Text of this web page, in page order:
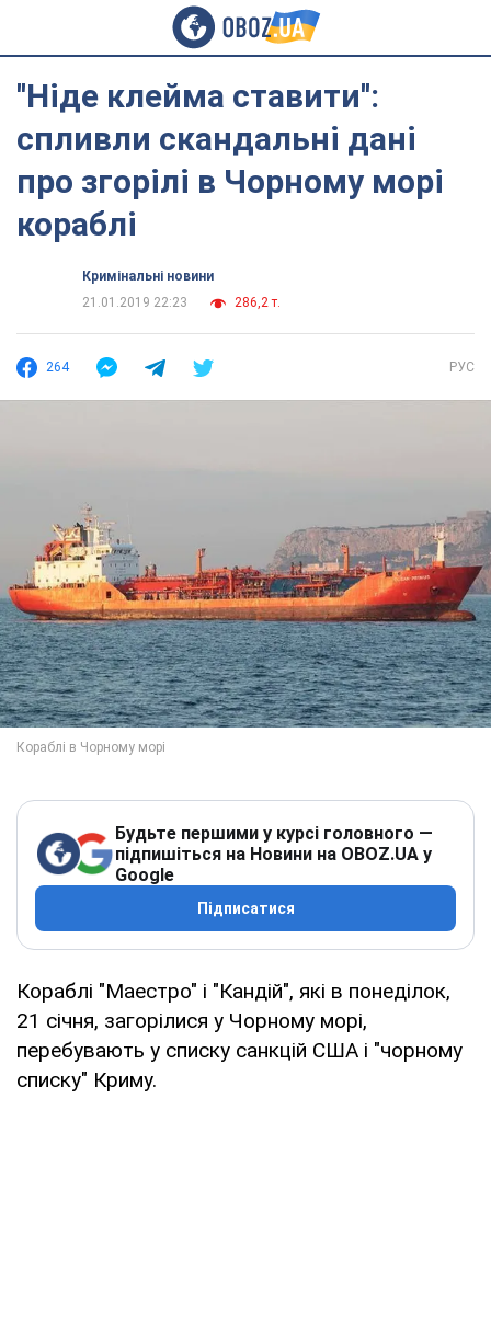
''Ніде клейма ставити'':
спливли скандальні дані
про згорілі в Чорному морі
кораблі
Кримінальні новини
21.01.2019 22:23
286,2 т.
264 РУС
Будьте першими у курсі головного —
підпишіться на Новини на OBOZ.UA у
Google
Підписатися
Кораблі "Маестро" і "Кандій", які в понеділок,
21 січня, загорілися у Чорному морі,
перебувають у списку санкцій США і "чорному
списку" Криму.